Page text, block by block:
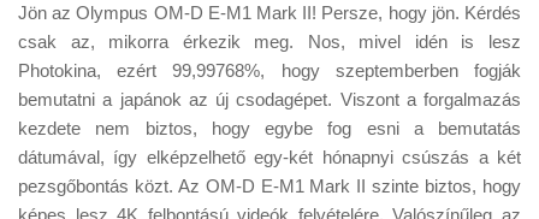
Jön az Olympus OM-D E-M1 Mark II! Persze, hogy jön. Kérdés
csak az, mikorra érkezik meg. Nos, mivel idén is lesz
Photokina, ezért 99,99768%, hogy szeptemberben fogják
bemutatni a japánok az új csodagépet. Viszont a forgalmazás
kezdete nem biztos, hogy egybe fog esni a bemutatás
dátumával, így elképzelhető egy-két hónapnyi csúszás a két
pezsgőbontás közt. Az OM-D E-M1 Mark II szinte biztos, hogy
képes lesz 4K felbontású videók felvételére. Valószínűleg az